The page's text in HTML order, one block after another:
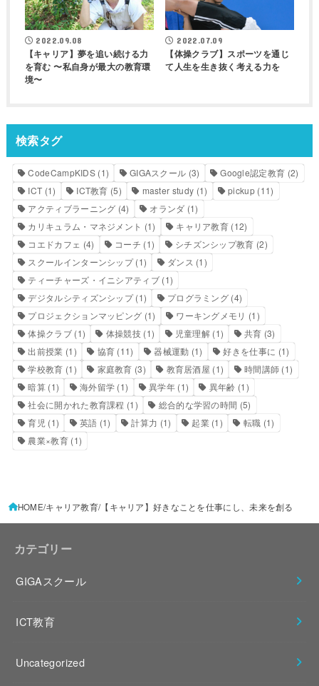
2022.09.08
【キャリア】夢を追い続ける力
を育む 〜私自身が最大の教育環
境〜
2022.07.09
【体操クラブ】スポーツを通じ
て人生を生き抜く考える力を
検索タグ
CodeCampKIDS (1) GIGAスクール (3) Google認定教育 (2)
ICT (1) ICT教育 (5) master study (1) pickup(11)
アクティブラーニング (4) オランダ (1)
カリキュラム・マネジメント (1) キャリア教育 (12)
コエドカフェ (4) コーチ (1) シチズンシップ教育 (2)
スクールインターンシップ(1) ダンス (1)
ティーチャーズ・イニシアティブ(1)
デジタルシティズンシップ(1) プログラミング (4)
プロジェクションマッピング (1) ワーキングメモリ (1)
体操クラブ(1) 体操競技 (1) 児童理解 (1) 共育 (3)
出前授業 (1) 協育 (11) 器械運動 (1) 好きを仕事に (1)
学校教育 (1) 家庭教育 (3) 教育居酒屋 (1) 時間講師 (1)
暗算 (1) 海外留学 (1) 異学年(1) 異年齢 (1)
社会に開かれた教育課程 (1) 総合的な学習の時間 (5)
育児 (1) 英語 (1) 計算力 (1) 起業(1) 転職 (1)
農業×教育(1)
HOME キャリア教育 【キャリア】好きなことを仕事にし、未来を創る
カテゴリー
GIGAスクール
ICT教育
Uncategorized